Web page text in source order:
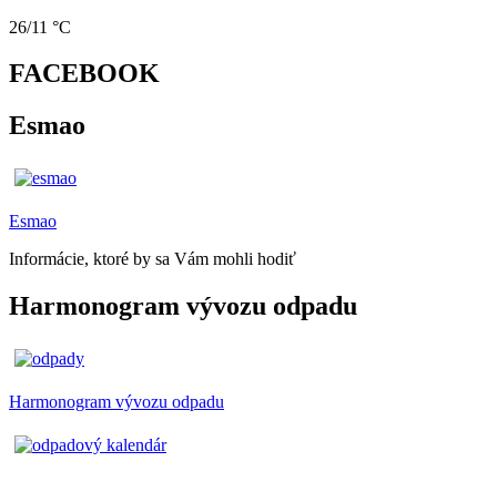
26/11 °C
FACEBOOK
Esmao
Esmao
Informácie, ktoré by sa Vám mohli hodiť
Harmonogram vývozu odpadu
Harmonogram vývozu odpadu